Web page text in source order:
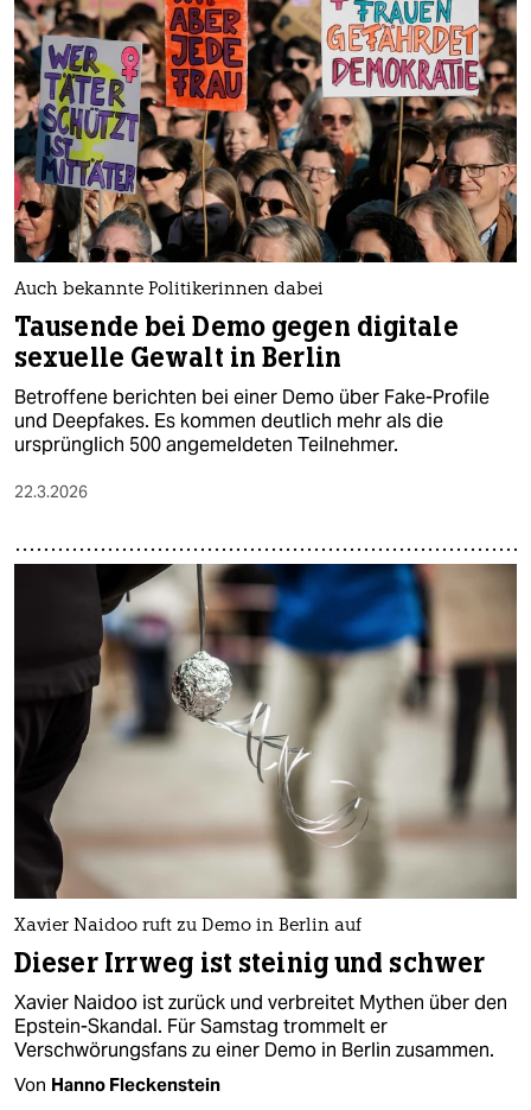
Auch bekannte Politikerinnen dabei
Tausende bei Demo gegen digitale
sexuelle Gewalt in Berlin
Betroffene berichten bei einer Demo über Fake-Profile
und Deepfakes. Es kommen deutlich mehr als die
ursprünglich 500 angemeldeten Teilnehmer.
22.3.2026
Xavier Naidoo ruft zu Demo in Berlin auf
Dieser Irrweg ist steinig und schwer
Xavier Naidoo ist zurück und verbreitet Mythen über den
Epstein-Skandal. Für Samstag trommelt er
Verschwörungsfans zu einer Demo in Berlin zusammen.
Von Hanno Fleckenstein